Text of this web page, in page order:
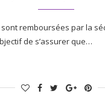
remboursées par la
de s’assurer que…